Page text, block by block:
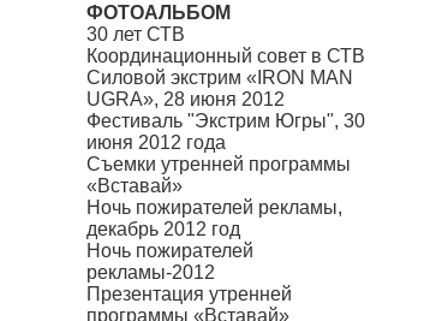
ФОТОАЛЬБОМ
30 лет СТВ
Координационный совет в СТВ
Силовой экстрим «IRON MAN
UGRA», 28 июня 2012
Фестиваль "Экстрим Югры", 30
июня 2012 года
Съемки утренней программы
«Вставай»
Ночь пожирателей рекламы,
декабрь 2012 год
Ночь пожирателей
рекламы-2012
Презентация утренней
программы «Вставай»